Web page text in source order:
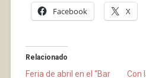
Facebook X
Relacionado
Feria de abril en el “Bar
Con